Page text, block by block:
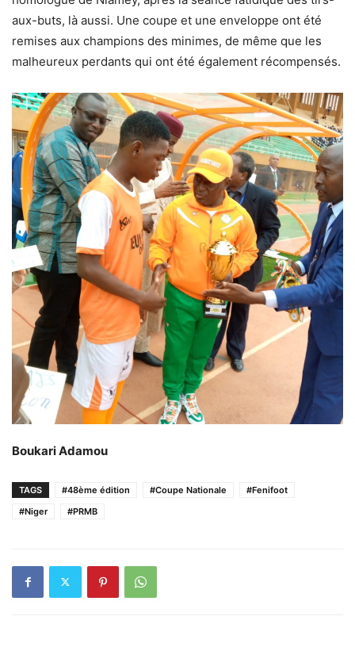
aux-buts, là aussi. Une coupe et une enveloppe ont été
remises aux champions des minimes, de même que les
malheureux perdants qui ont été également récompensés.
Boukari Adamou
TAGS #48ème édition #Coupe Nationale
#Fenifoot
#Niger
#PRMB